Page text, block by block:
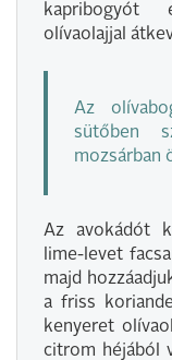
kapribogyót
olívaolajjal
Az
sütőben
mozsárban
Az avokádót
lime-levet
majd
a friss
kenyeret
citrom héjából